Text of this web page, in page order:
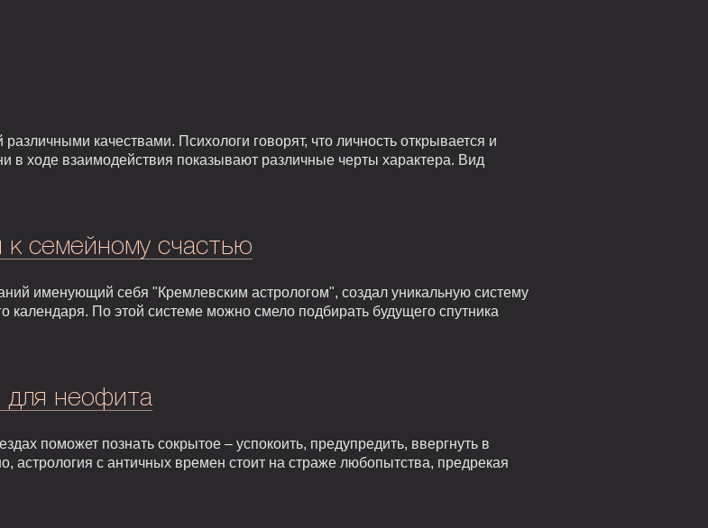
качествами. Психологи говорят, что личность открывается и
ходе взаимодействия показывают различные черты характера. Вид
к семейному счастью
именующий себя "Кремлевским астрологом", создал уникальную систему
календаря. По этой системе можно смело подбирать будущего спутника
для неофита
поможет познать сокрытое – успокоить, предупредить, ввергнуть в
астрология с античных времен стоит на страже любопытства, предрекая